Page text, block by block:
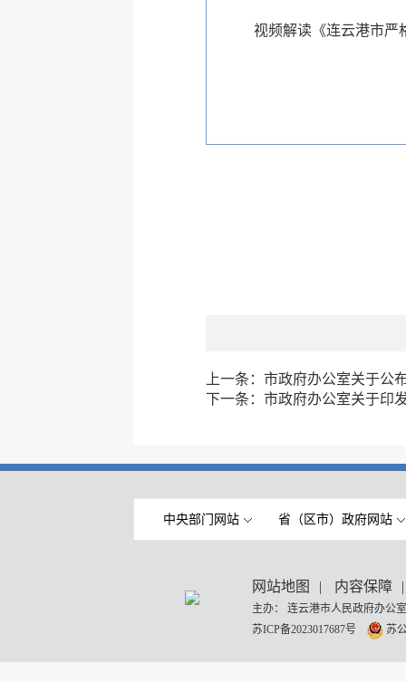
视频解读《连云港市严
上一条： 市政府办公室关于公
下一条： 市政府办公室关于印
中央部门网站 省（区市）政府网站
网站地图 | 内容保障 |
主办： 连云港市人民政府办
苏ICP备2023017687号
苏